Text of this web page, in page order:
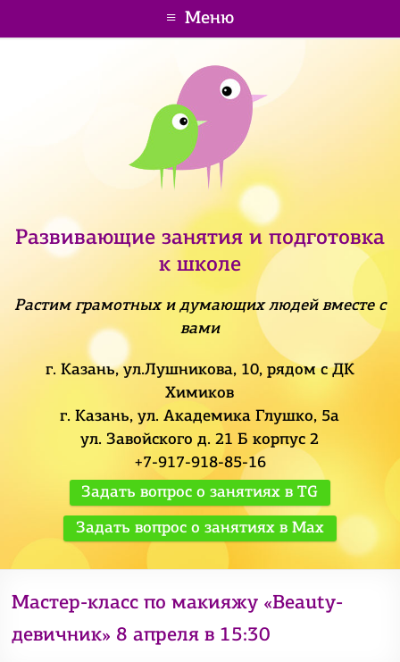
Меню
Развивающие занятия и подготовка
к школе
Растим грамотных и думающих людей вместе с
вами
г. Казань, ул.Лушникова, 10, рядом с ДК
Химиков
г. Казань, ул. Академика Глушко, 5а
ул. Завойского д. 21 Б корпус 2
+7-917-918-85-16
Задать вопрос о занятиях в TG
Задать вопрос о занятиях в Max
Мастер-класс по макияжу «Beauty-
девичник» 8 апреля в 15:30